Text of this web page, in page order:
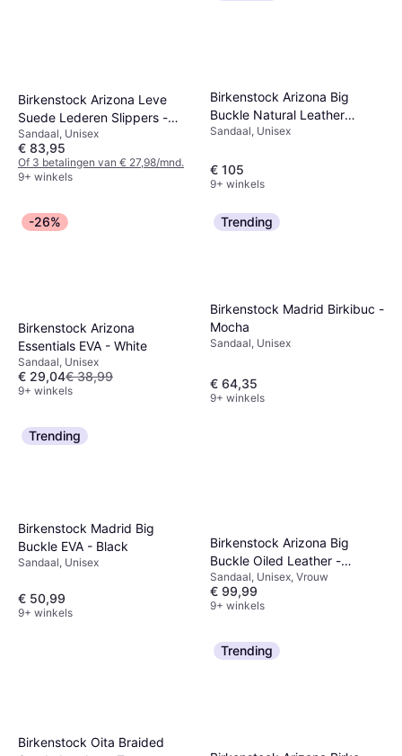
Birkenstock Arizona Leve
Suede Lederen Slippers -
Beige/Pink
Sandaal, Unisex
€ 83,95
Of 3 betalingen van € 27,98/mnd.
9+ winkels
Birkenstock Arizona Big
Buckle Natural Leather
Patent - High Shine Black
Sandaal, Unisex
€ 105
9+ winkels
-26%
Birkenstock Arizona
Essentials EVA - White
Sandaal, Unisex
€ 29,04€ 38,99
9+ winkels
Trending
Birkenstock Madrid Birkibuc -
Mocha
Sandaal, Unisex
€ 64,35
9+ winkels
Trending
Birkenstock Madrid Big
Buckle EVA - Black
Sandaal, Unisex
€ 50,99
9+ winkels
Birkenstock Arizona Big
Buckle Oiled Leather -
Cognac
Sandaal, Unisex, Vrouw
€ 99,99
9+ winkels
Birkenstock Oita Braided
Trending